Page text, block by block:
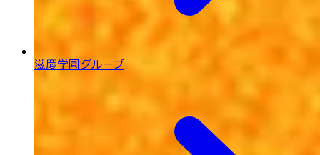
滋慶学園グループ